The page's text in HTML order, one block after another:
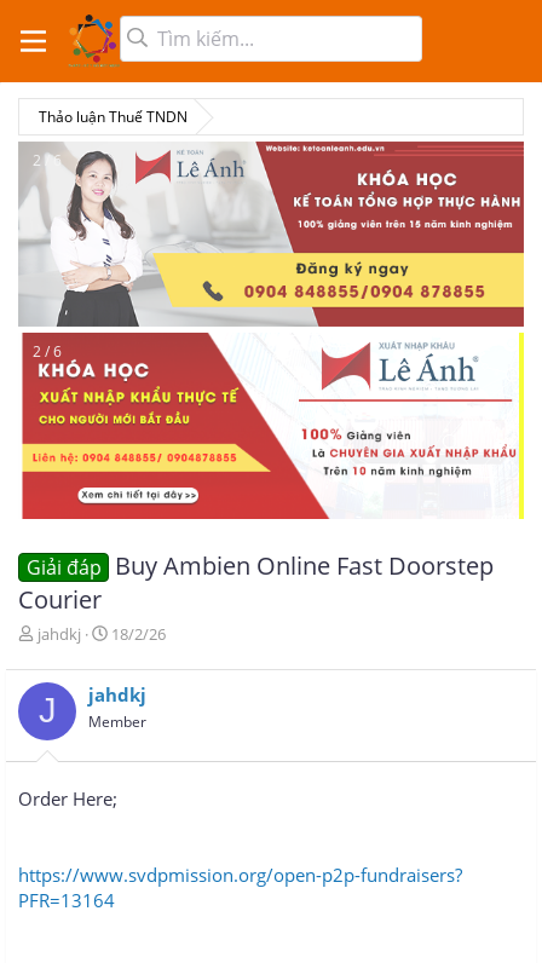
Thảo luận Thuế TNDN
2 / 6
2 / 6
Giải đáp
Buy Ambien Online Fast Doorstep
Courier
T
r
a
d
s
a
e
r
jahdkj
N
à
y
g
i
18/2/26
J jahdkj
Member
Order Here;
https://www.svdpmission.org/open-p2p-fundraisers?
PFR=13164